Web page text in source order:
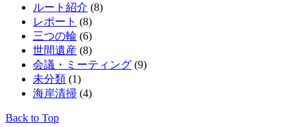
ルート紹介 (8)
レポート (8)
三つの輪 (6)
世間遺産 (8)
会議・ミーティング (9)
未分類 (1)
海岸清掃 (4)
Back to Top